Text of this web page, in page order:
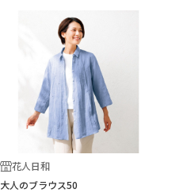
花人日和
大人のブラウス50